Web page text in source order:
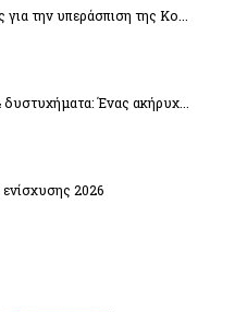
την υπεράσπιση της Κο...
Ένας ακήρυχ...
2026